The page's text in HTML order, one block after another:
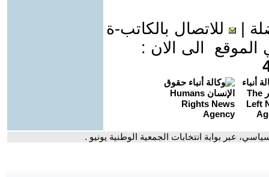
للاتصال بالكاتب-ة
الى الان :
عبر بوابة انتخابات الجمعية الوطنية يونيو .